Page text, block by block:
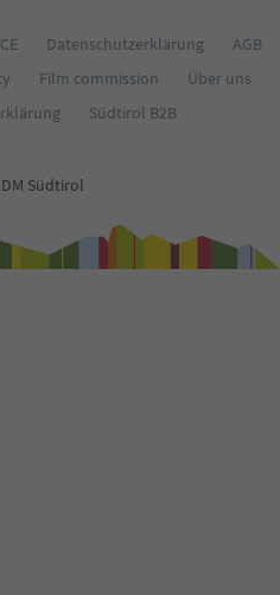
Datenschutzerklärung
AGB
Film commission
Über uns
Südtirol B2B
Südtirol